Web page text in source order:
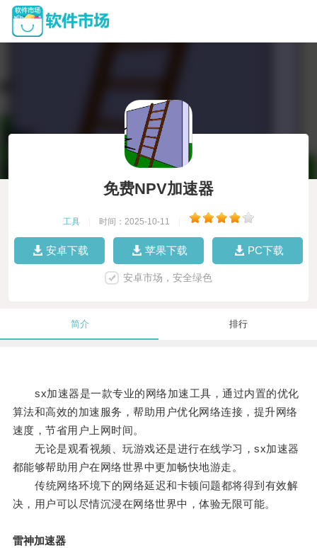
免费NPV加速器
工具 时间：2025-10-11
安卓下载 苹果下载 PC下载
安卓市场，安全绿色
简介 排行
sx加速器是一款专业的网络加速工具，通过内置的优化
算法和高效的加速服务，帮助用户优化网络连接，提升网络
速度，节省用户上网时间。
无论是观看视频、玩游戏还是进行在线学习，sx加速器
都能够帮助用户在网络世界中更加畅快地游走。
传统网络环境下的网络延迟和卡顿问题都将得到有效解
决，用户可以尽情沉浸在网络世界中，体验无限可能。
雷神加速器